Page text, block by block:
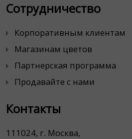
Сотрудничество
Корпоративным клиентам
Магазинам цветов
Партнерская программа
Продавайте с нами
Контакты
111024, г. Москва,